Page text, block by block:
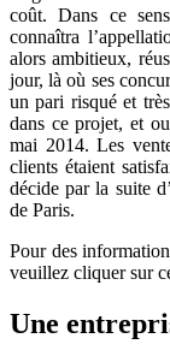
coût. Dans ce
connaîtra
alors ambitieux,
jour, là où ses
un pari risqué et
dans ce projet, et
mai 2014. Les
clients étaient
décide par la suite
de Paris.
Pour des
veuillez cliquer sur
Une